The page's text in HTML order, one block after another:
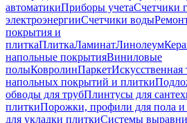
автоматикиПриборы учетаСчетчики
электроэнергииСчетчики воды
покрытия и
плиткаПлиткаЛаминатЛинолеум
напольные покрытияВиниловые
полыКовролинПаркетИскусственная
напольных покрытий и плитки
обводы для трубПлинтусы для
плиткиПорожки, профили для пола и
для укладки плиткиСистемы